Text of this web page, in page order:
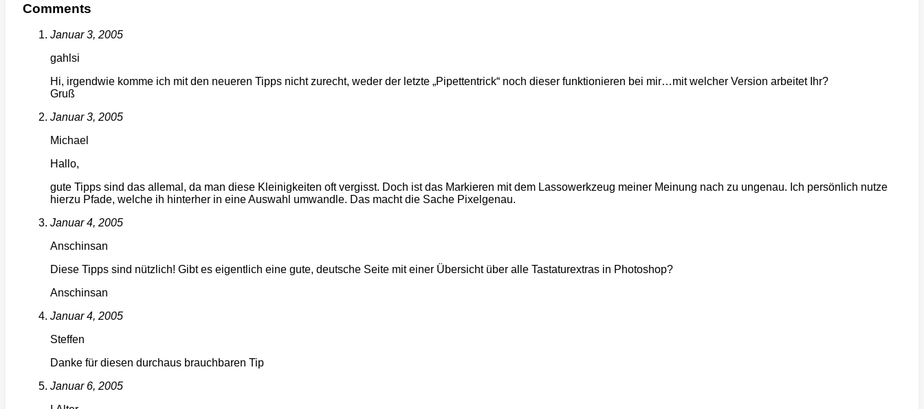
Comments
Januar 3, 2005
gahlsi
Hi, irgendwie komme ich mit den neueren Tipps nicht zurecht, weder der letzte „Pipettentrick“ noch dieser funktionieren bei mir…mit welcher Version arbeitet Ihr?
Gruß
Januar 3, 2005
Michael
Hallo,
gute Tipps sind das allemal, da man diese Kleinigkeiten oft vergisst. Doch ist das Markieren mit dem Lassowerkzeug meiner Meinung nach zu ungenau. Ich persönlich nutze
hierzu Pfade, welche ih hinterher in eine Auswahl umwandle. Das macht die Sache Pixelgenau.
Januar 4, 2005
Anschinsan
Diese Tipps sind nützlich! Gibt es eigentlich eine gute, deutsche Seite mit einer Übersicht über alle Tastaturextras in Photoshop?
Anschinsan
Januar 4, 2005
Steffen
Danke für diesen durchaus brauchbaren Tip
Januar 6, 2005